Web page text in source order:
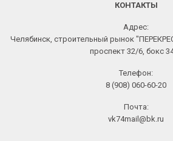
КОНТАКТЫ
Адрес:
Челябинск, строительный рынок
проспект 32/6, бокс
Телефон:
8 (908) 060-60-20
Почта:
vk74mail@bk.ru